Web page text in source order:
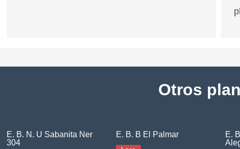
Otros
E. B. N. U Sabanita Ner
304
E. B. B El Palmar
E.